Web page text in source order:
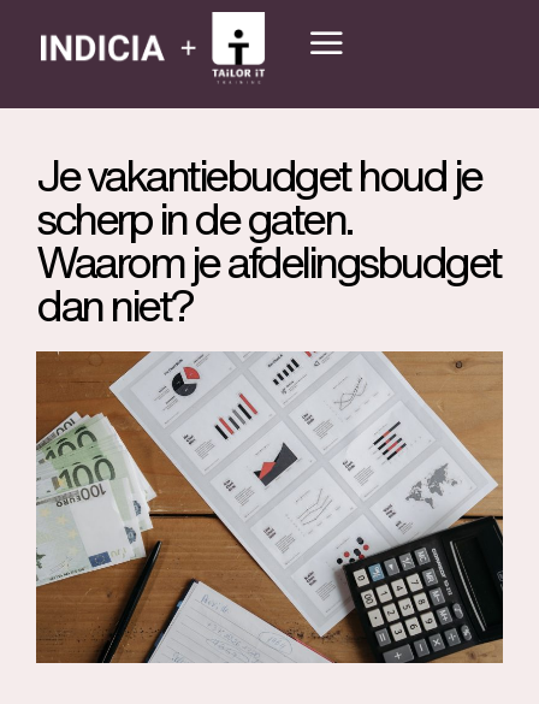
Je vakantiebudget houd je
scherp in de gaten.
Waarom je afdelingsbudget
dan niet?